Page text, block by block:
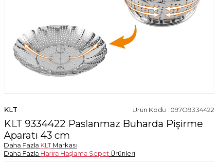
KLT Ürün Kodu : 097O9334422
KLT 9334422 Paslanmaz Buharda Pişirme
Aparatı 43 cm
Daha Fazla KLTMarkası
Daha Fazla Harira Haşlama Sepet Ürünleri